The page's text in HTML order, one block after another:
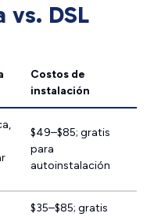
vs. DSL
Costos de
instalación
$49–$85; gratis
para
autoinstalación
$35–$85; gratis